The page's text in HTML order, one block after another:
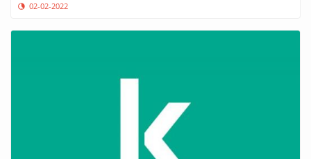
02-02-2022